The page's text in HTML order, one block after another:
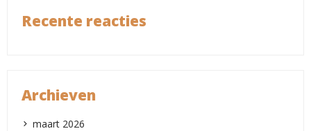
Recente reacties
Archieven
maart 2026